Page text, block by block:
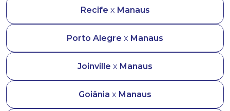
Recife x Manaus
Porto Alegre x Manaus
Joinville x Manaus
Goiânia x Manaus